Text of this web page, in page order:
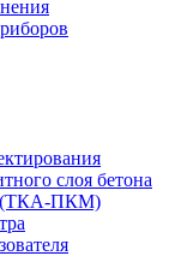
слоя бетона
(ТКА-ПКМ)